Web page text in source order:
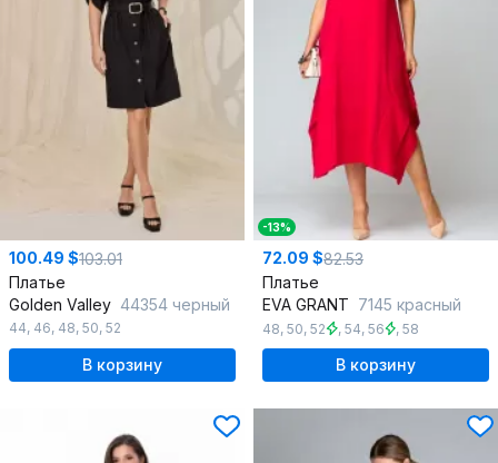
100.49 $103.01
Платье
Golden Valley 44354 черный
44, 46, 48, 50, 52
В корзину
-13%
72.09 $82.53
Платье
EVA GRANT 7145 красный
48, 50, 52 , 54, 56 , 58
В корзину